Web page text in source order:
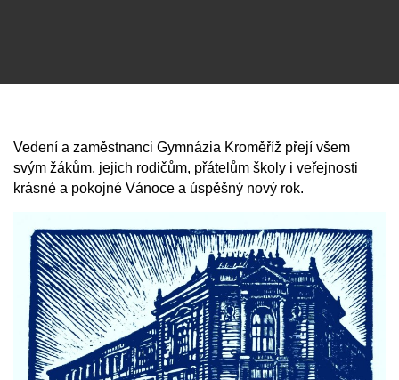
Vedení a zaměstnanci Gymnázia Kroměříž přejí všem
svým žákům, jejich rodičům, přátelům školy i veřejnosti
krásné a pokojné Vánoce a úspěšný nový rok.